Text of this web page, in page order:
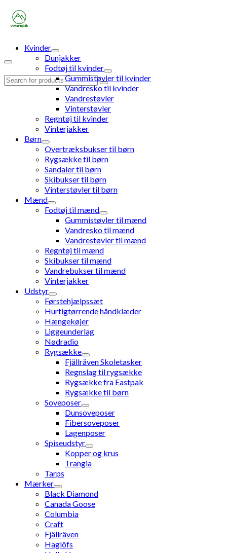
Search
Kvinder
Dunjakker
Fodtøj til kvinder
Gummistøvler til kvinder
Vandresko til kvinder
Vandrestøvler
Vinterstøvler
Regntøj til kvinder
Vinterjakker
Børn
Overtræksbukser til børn
Rygsække til børn
Sandaler til børn
Skibukser til børn
Vinterstøvler til børn
Mænd
Fodtøj til mænd
Gummistøvler til mænd
Vandresko til mænd
Vandrestøvler til mænd
Regntøj til mænd
Skibukser til mænd
Vandrebukser til mænd
Vinterjakker
Udstyr
Førstehjælpssæt
Hurtigtørrende håndklæder
Hængekøjer
Liggeunderlag
Nødradio
Rygsække
Fjällräven Skoletasker
Regnslag til rygsække
Rygsække fra Eastpak
Rygsække til børn
Soveposer
Dunsoveposer
Fibersoveposer
Lagenposer
Spiseudstyr
Kopper og krus
Trangia
Tarps
Mærker
Black Diamond
Canada Goose
Columbia
Craft
Fjällräven
Haglöfs